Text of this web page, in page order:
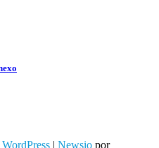
WordPress | Newsio por